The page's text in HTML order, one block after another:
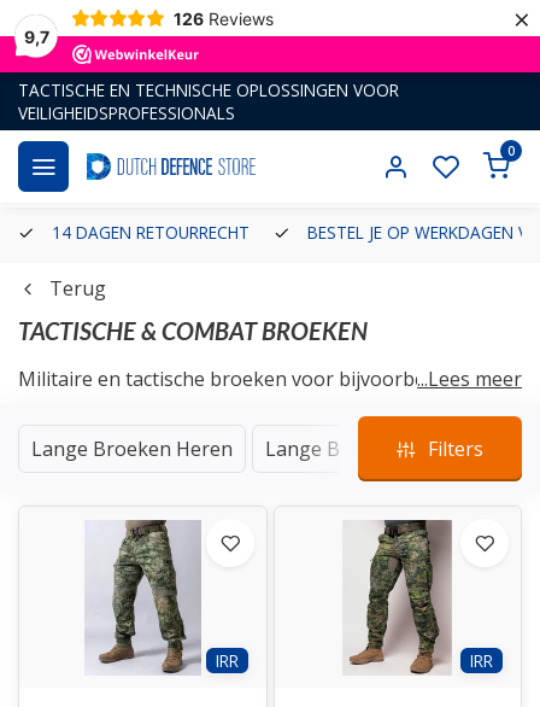
9,7
126 Reviews ×
TACTISCHE EN TECHNISCHE OPLOSSINGEN VOOR
VEILIGHEIDSPROFESSIONALS
0
14 DAGEN RETOURRECHT BESTEL JE OP WERKDAGEN
Terug
TACTISCHE & COMBAT BROEKEN
Militaire en tactische broeken voor bijvoorbeeld de
andere combat-, en tactical broeken van tactische
merken als Clawgear, First Tactical en Helikon-Tex.
...Lees meer
Lange Broeken Heren Lange Broeken Dames
Filters
IRR IRR